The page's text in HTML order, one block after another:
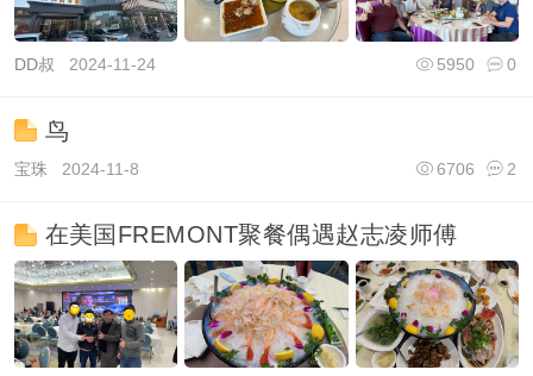
DD叔 2024-11-24 0
5950
鸟
宝珠 2024-11-8 2
6706
在美国FREMONT聚餐偶遇赵志凌师傅